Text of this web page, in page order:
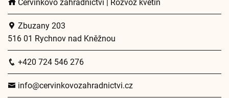
Červinkovo zahradnictví | Rozvoz květin
Zbuzany 203
516 01 Rychnov nad Kněžnou
+420 724 546 276
info@cervinkovozahradnictvi.cz